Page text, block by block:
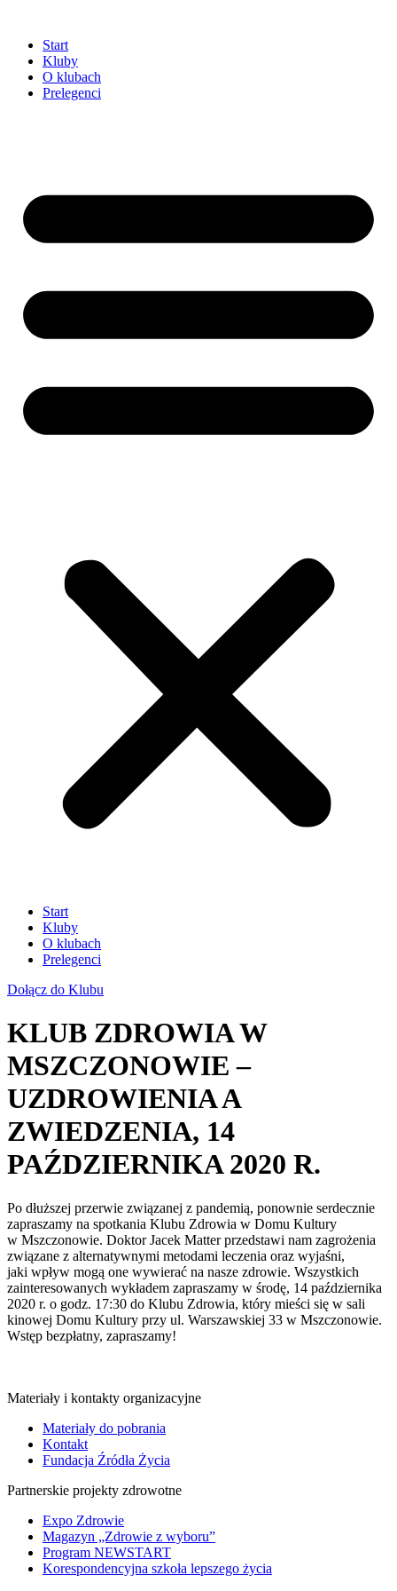
treści
Start
Kluby
O klubach
Prelegenci
Start
Kluby
O klubach
Prelegenci
Dołącz do Klubu
KLUB ZDROWIA W
MSZCZONOWIE –
UZDROWIENIA A
ZWIEDZENIA, 14
PAŹDZIERNIKA 2020 R.
Po dłuższej przerwie związanej z pandemią, ponownie serdecznie
zapraszamy na spotkania Klubu Zdrowia w Domu Kultury
w Mszczonowie. Doktor Jacek Matter przedstawi nam zagrożenia
związane z alternatywnymi metodami leczenia oraz wyjaśni,
jaki wpływ mogą one wywierać na nasze zdrowie. Wszystkich
zainteresowanych wykładem zapraszamy w środę, 14 października
2020 r. o godz. 17:30 do Klubu Zdrowia, który mieści się w sali
kinowej Domu Kultury przy ul. Warszawskiej 33 w Mszczonowie.
Wstęp bezpłatny, zapraszamy!
Materiały i kontakty organizacyjne
Materiały do pobrania
Kontakt
Fundacja Źródła Życia
Partnerskie projekty zdrowotne
Expo Zdrowie
Magazyn „Zdrowie z wyboru”
Program NEWSTART
Korespondencyjna szkoła lepszego życia